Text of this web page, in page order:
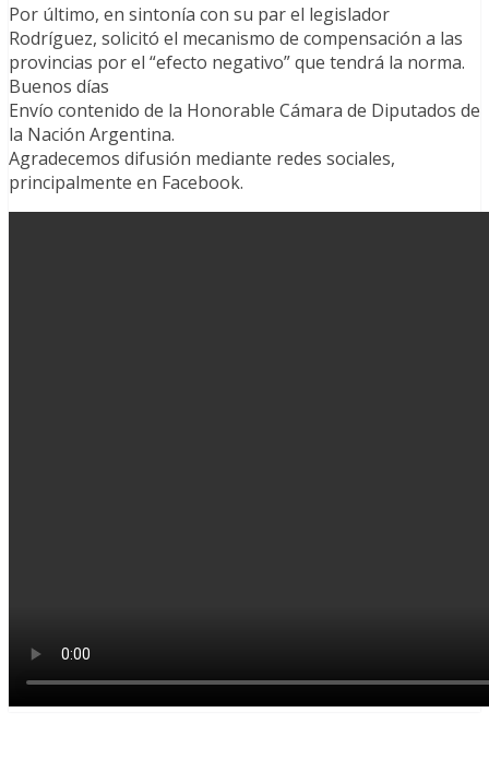
Por último, en sintonía con su par el legislador
Rodríguez, solicitó el mecanismo de compensación a las
provincias por el “efecto negativo” que tendrá la norma.
Buenos días
Envío contenido de la Honorable Cámara de Diputados de
la Nación Argentina.
Agradecemos difusión mediante redes sociales,
principalmente en Facebook.